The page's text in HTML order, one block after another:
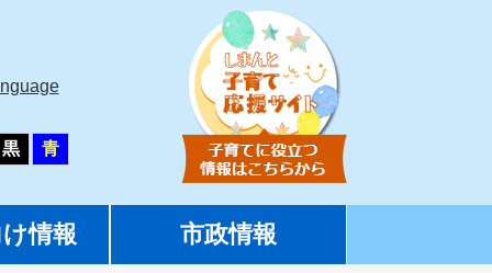
黒 青
情報 市政情報